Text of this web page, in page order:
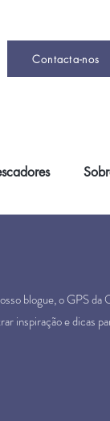
Contacta-nos
blogue, o GPS da
inspiração e dicas